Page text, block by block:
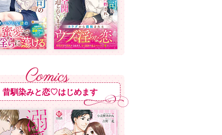
昔馴染みと恋♡はじめます